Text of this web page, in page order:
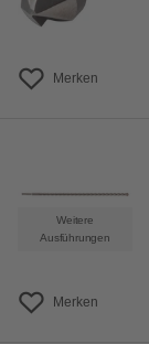
Merken
Weitere
Ausführungen
Merken